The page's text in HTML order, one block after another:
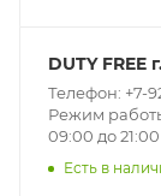
DUTY FREE
Телефон: +7-
Режим
09:00 до
Есть в